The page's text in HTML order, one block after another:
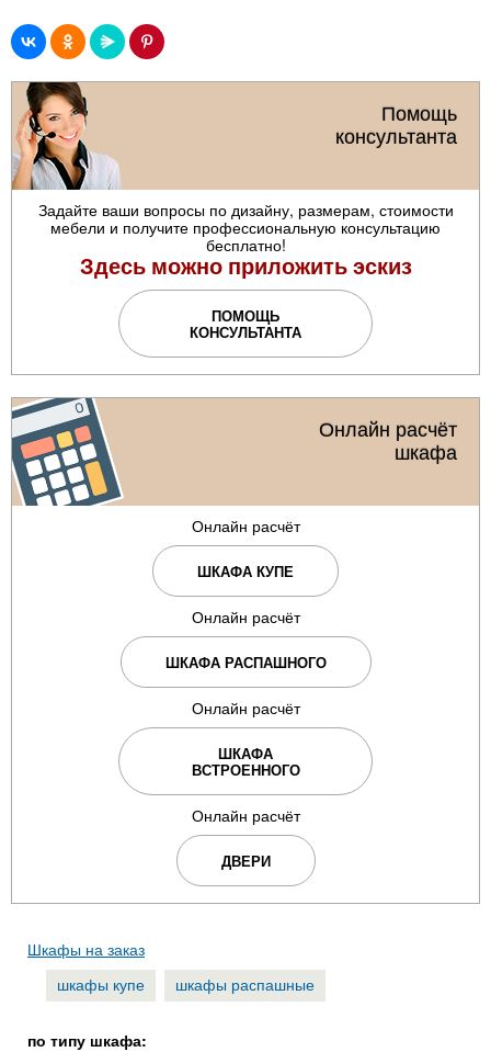
Помощь
консультанта
Задайте ваши вопросы по дизайну, размерам, стоимости
мебели и получите профессиональную консультацию
бесплатно!
Здесь можно приложить эскиз
ПОМОЩЬ
КОНСУЛЬТАНТА
Онлайн расчёт
шкафа
Онлайн расчёт
ШКАФА КУПЕ
Онлайн расчёт
ШКАФА РАСПАШНОГО
Онлайн расчёт
ШКАФА
ВСТРОЕННОГО
Онлайн расчёт
ДВЕРИ
Шкафы на заказ
шкафы купе
шкафы распашные
по типу шкафа: